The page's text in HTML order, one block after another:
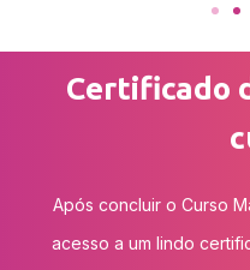
Certificado
Após concluir o Curso
acesso a um lindo